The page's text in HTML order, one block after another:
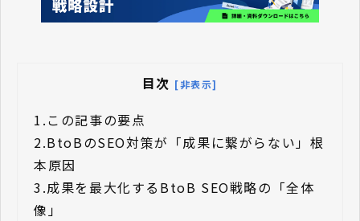
目次 [非表示]
1.この記事の要点
2.BtoBのSEO対策が「成果に繋がらない」根
本原因
3.成果を最大化するBtoB SEO戦略の「全体
像」